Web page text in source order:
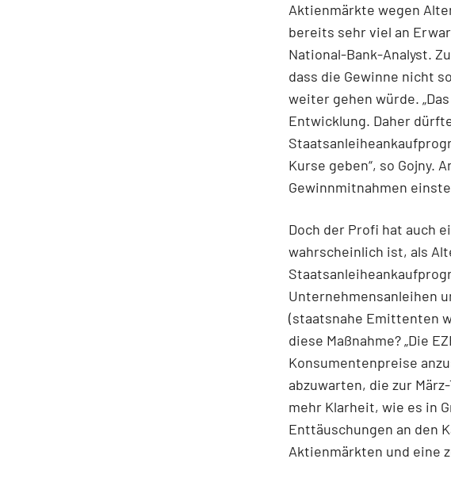
Aktienmärkte wegen
bereits sehr viel an
National-Bank-Analyst.
dass die Gewinne nicht
weiter gehen würde.
Entwicklung. Daher
Kurse geben“, so Gojny.
Gewinnmitnahmen
Doch der Profi hat auch
wahrscheinlich ist, als
Unternehmensanleihen
(staatsnahe Emittenten
diese Maßnahme? „Die
Konsumentenpreise
abzuwarten, die zur
mehr Klarheit, wie es in
Enttäuschungen an den
Aktienmärkten und eine